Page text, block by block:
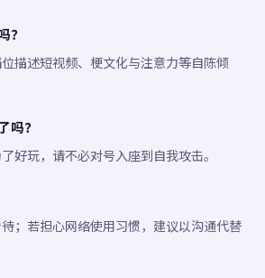
？
描述短视频、梗文化与注意力等自陈倾
吗？
好玩，请不必对号入座到自我攻击。
；若担心网络使用习惯，建议以沟通代替